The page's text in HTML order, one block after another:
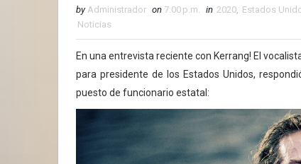
by Administrador on 7:00 p.m. in 2020, Estados
Noticias
En una entrevista reciente con Kerrang! El
para presidente de los Estados Unidos,
puesto de funcionario estatal: